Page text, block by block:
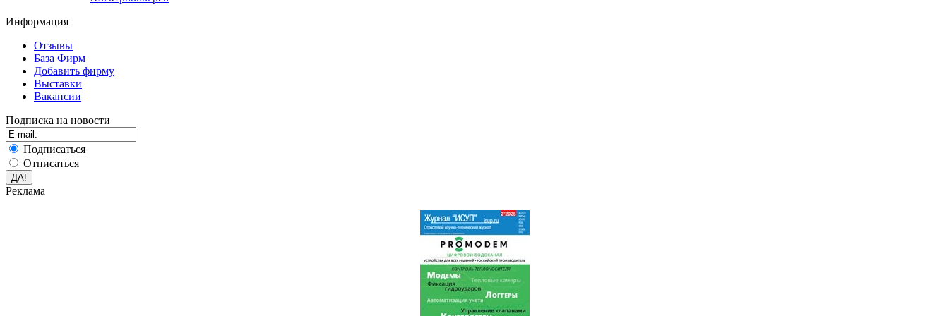
Информация
Отзывы
База Фирм
Добавить фирму
Выставки
Вакансии
Подписка на новости
Подписаться
Отписаться
Реклама